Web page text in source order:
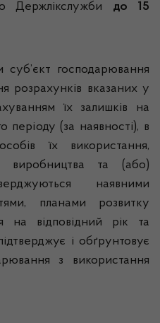
Держлікслужби до 15
господарювання
розрахунків вказаних у
їх залишків на
періоду (за наявності), в
їх використання,
виробництва та (або)
наявними
планами розвитку
на відповідний рік та
і обґрунтовує
з використання